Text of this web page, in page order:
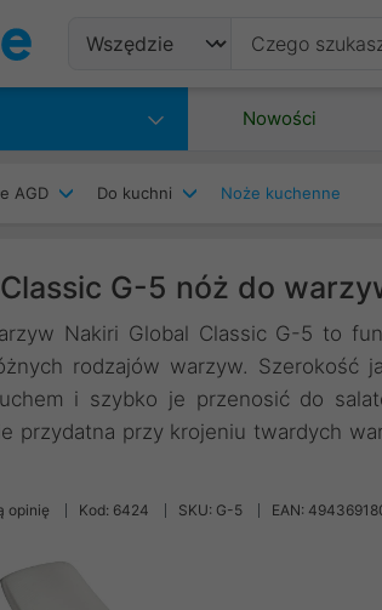
Nowości
AGD Do kuchni Noże kuchenne
G-5 nóż do
Nakiri Global Classic G-5 to
rodzajów warzyw. Szerokość
i szybko je przenosić do
przydatna przy krojeniu twardych
opinię Kod: 6424 SKU: G-5 EAN: